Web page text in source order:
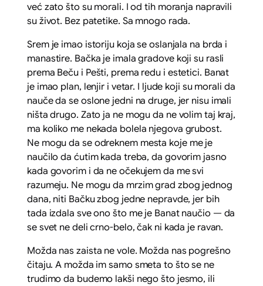
već zato što su morali. I od tih moranja napravili
su život. Bez patetike. Sa mnogo rada.
Srem je imao istoriju koja se oslanjala na brda i
manastire. Bačka je imala gradove koji su rasli
prema Beču i Pešti, prema redu i estetici. Banat
je imao plan, lenjir i vetar. I ljude koji su morali da
nauče da se oslone jedni na druge, jer nisu imali
ništa drugo. Zato ja ne mogu da ne volim taj kraj,
ma koliko me nekada bolela njegova grubost.
Ne mogu da se odreknem mesta koje me je
naučilo da ćutim kada treba, da govorim jasno
kada govorim i da ne očekujem da me svi
razumeju. Ne mogu da mrzim grad zbog jednog
dana, niti Bačku zbog jedne nepravde, jer bih
tada izdala sve ono što me je Banat naučio — da
se svet ne deli crno-belo, čak ni kada je ravan.
Možda nas zaista ne vole. Možda nas pogrešno
čitaju. A možda im samo smeta to što se ne
trudimo da budemo lakši nego što jesmo, ili